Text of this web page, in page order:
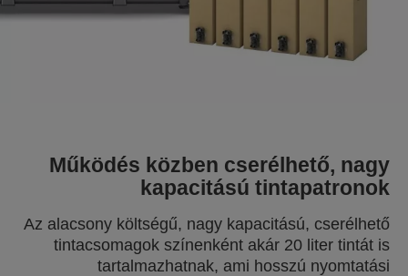
Működés közben cserélhető, nagy
kapacitású tintapatronok
Az alacsony költségű, nagy kapacitású, cserélhető
tintacsomagok színenként akár 20 liter tintát is
tartalmazhatnak, ami hosszú nyomtatási